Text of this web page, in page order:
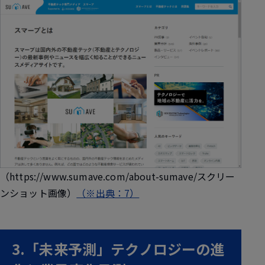
（https://www.sumave.com/about-sumave/スクリー
ンショット画像）
（※出典：7）
3.「未来予測」テクノロジーの進